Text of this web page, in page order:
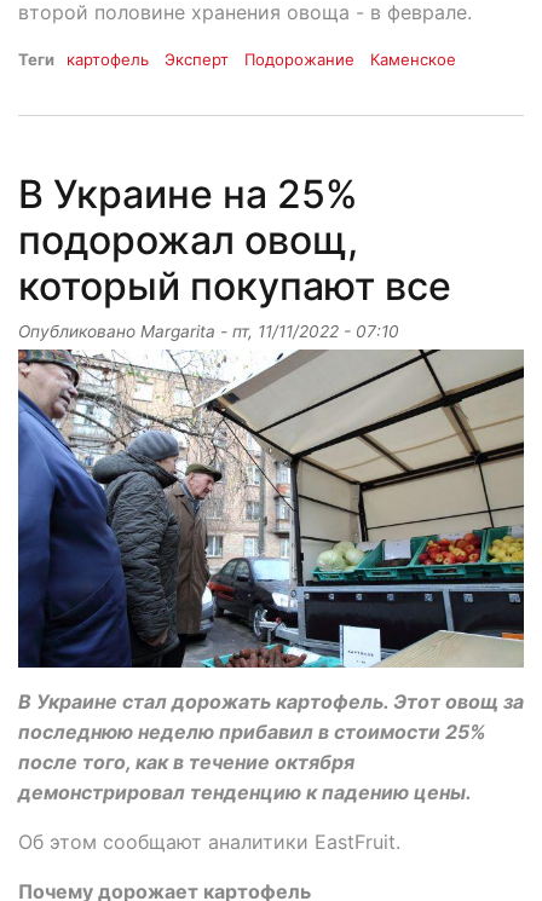
второй половине хранения овоща - в феврале.
Теги картофель Эксперт Подорожание Каменское
В Украине на 25%
подорожал овощ,
который покупают все
Опубликовано Margarita - пт, 11/11/2022 - 07:10
В Украине стал дорожать картофель. Этот овощ за
последнюю неделю прибавил в стоимости 25%
после того, как в течение октября
демонстрировал тенденцию к падению цены.
Об этом сообщают аналитики EastFruit.
Почему дорожает картофель